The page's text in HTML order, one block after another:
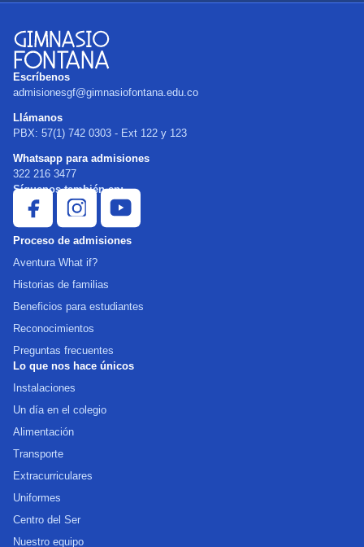
Escríbenos
admisionesgf@gimnasiofontana.edu.co
Llámanos
PBX: 57(1) 742 0303 - Ext 122 y 123
Whatsapp para admisiones
322 216 3477
Síguenos también en:
Proceso de admisiones
Aventura What if?
Historias de familias
Beneficios para estudiantes
Reconocimientos
Preguntas frecuentes
Lo que nos hace únicos
Instalaciones
Un día en el colegio
Alimentación
Transporte
Extracurriculares
Uniformes
Centro del Ser
Nuestro equipo